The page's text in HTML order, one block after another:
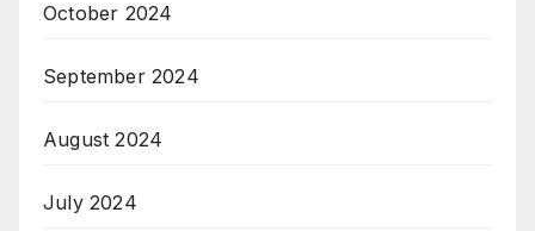
October 2024
September 2024
August 2024
July 2024